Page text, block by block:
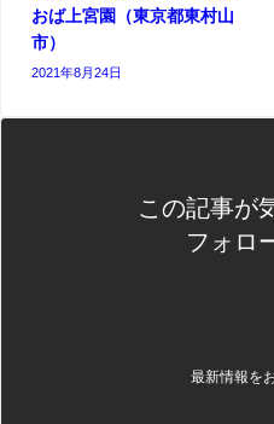
おば上宮園（東京都東村山
市）
2021年8月24日
この記事が
フォロ
最新情報を